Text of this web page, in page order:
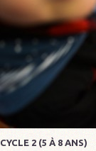
CYCLE 2 (5 À 8 ANS)